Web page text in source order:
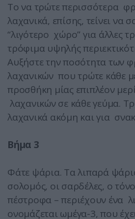
Το να τρώτε περισσότερα
λαχανικά, επίσης, τείνει να
“λιγότερο χώρο” για άλλες
τρόφιμα υψηλής
Αυξήστε την ποσότητα των
λαχανικών που τρώτε κάθε
προσθήκη μίας επιπλέον
λαχανικών σε κάθε γεύμα.
λαχανικά ακόμη και για
Βήμα 3
Φάτε ψάρια. Τα λιπαρά
σολομός, οι σαρδέλες, ο
πέστροφα – περιέχουν ένα
ονομάζεται ωμέγα-3, που